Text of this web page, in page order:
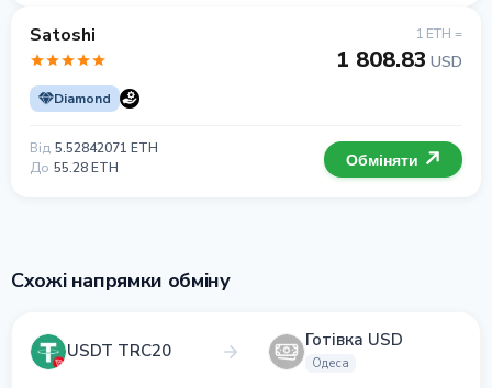
Satoshi
Diamond
1 ETH =
1 808.83 USD
Від 5.52842071 ETH
До 55.28 ETH Обміняти
Схожі напрямки обміну
USDT TRC20 Готівка USD
Одеса